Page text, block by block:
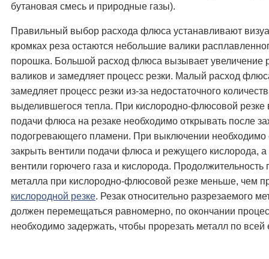
бутановая смесь и природные газы).
Правильный выбор расхода флюса устанавливают
кромках реза остаются небольшие валики
порошка. Большой расход флюса вызывает увеличение
валиков и замедляет процесс резки. Малый расход
замедляет процесс резки из-за недостаточного
выделившегося тепла. При кислородно-флюсовой резке
подачи флюса на резаке необходимо открывать после
подогревающего пламени. При выключении необходимо
закрыть вентили подачи флюса и режущего кислорода,
вентили горючего газа и кислорода. Продолжительность
металла при кислородно-флюсовой резке меньше, чем
кислородной резке. Резак относительно разрезаемого
должен перемещаться равномерно, по окончании
необходимо задержать, чтобы прорезать металл по всей